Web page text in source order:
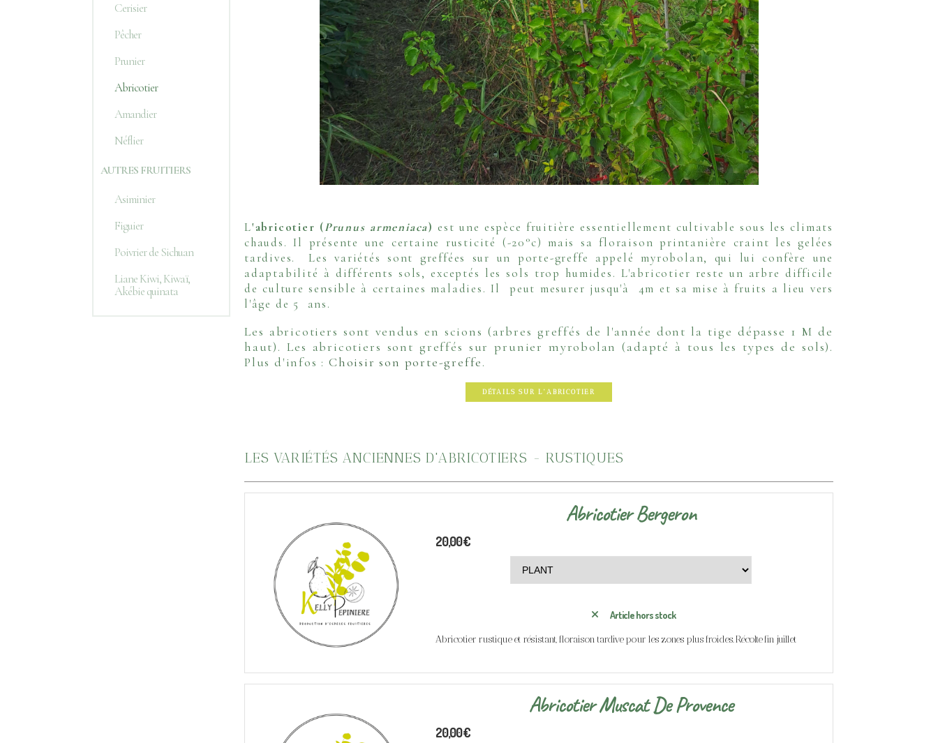
Cerisier
Pêcher
Prunier
Abricotier
Amandier
Néflier
AUTRES FRUITIERS
Asiminier
Figuier
Poivrier de Sichuan
Liane Kiwi, Kiwaï,
Akébie quinata
L'abricotier (Prunus armeniaca) est une espèce fruitière essentiellement cultivable sous les climats
chauds. Il présente une certaine rusticité (-20°c) mais sa floraison printanière craint les gelées
tardives. Les variétés sont greffées sur un porte-greffe appelé myrobolan, qui lui confère une
adaptabilité à différents sols, exceptés les sols trop humides. L'abricotier reste un arbre difficile
de culture sensible à certaines maladies. Il peut mesurer jusqu'à 4m et sa mise à fruits a lieu vers
l'âge de 5 ans.
Les abricotiers sont vendus en scions (arbres greffés de l'année dont la tige dépasse 1 M de
haut). Les abricotiers sont greffés sur prunier myrobolan (adapté à tous les types de sols).
Plus d'infos : Choisir son porte-greffe.
DÉTAILS SUR L'ABRICOTIER
LES VARIÉTÉS ANCIENNES D'ABRICOTIERS - RUSTIQUES
Abricotier Bergeron
Abricotier rustique et résistant, floraison tardive pour les zones plus froides. Récolte fin juillet
20,00€
Article hors stock
Abricotier Muscat De Provence
20,00€